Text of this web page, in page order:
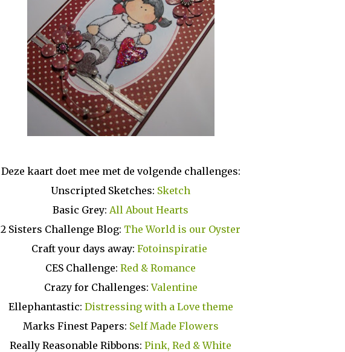
Deze kaart doet mee met de volgende challenges:
Unscripted Sketches: Sketch
Basic Grey: All About Hearts
2 Sisters Challenge Blog: The World is our Oyster
Craft your days away: Fotoinspiratie
CES Challenge: Red & Romance
Crazy for Challenges:Valentine
Ellephantastic: Distressing with a Love theme
Marks Finest Papers: Self Made Flowers
Really Reasonable Ribbons: Pink, Red & White